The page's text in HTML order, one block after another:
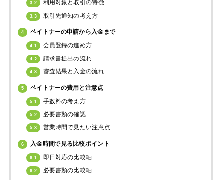
3.2 利用対象と取引の特徴
3.3 取引先通知の考え方
4 ペイトナーの申請から入金まで
4.1 会員登録の進め方
4.2 請求書提出の流れ
4.3 審査結果と入金の流れ
5 ペイトナーの費用と注意点
5.1 手数料の考え方
5.2 必要書類の確認
5.3 営業時間で見たい注意点
6 入金時間で見る比較ポイント
6.1 即日対応の比較軸
6.2 必要書類の比較軸